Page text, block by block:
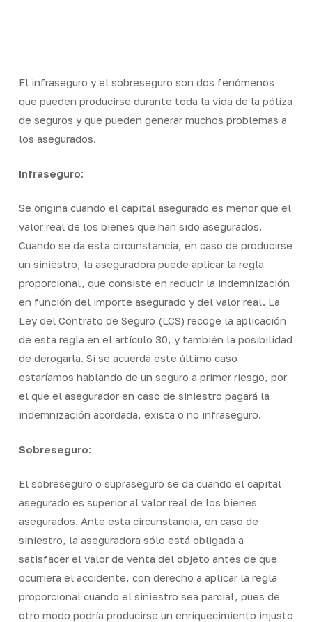
Estonia requiere un enfoque reflexivo, ya que dichas
restricciones están diseñadas para proteger a las
personas de los daños potenciales del juego excesivo.
Por lo tanto,как снять ограничение на азартные игры
pertinente donde se inició el autoaislamiento. Por
solicitud formal una vez transcurrido el periodo mínimo
de exclusión, lo que garantiza que la persona toma
esta decisión con intenciones claras. Sin embargo, es
muy importante evaluar su preparación financiera y
emocional para reanudar el juego, ya que las
decisiones impulsivas pueden acarrear dificultades
financieras y estrés emocional. Para quienes estén
preocupados por la gestión del riesgo mientras
exploran actividades como el juego, asociarse con un
corredor de seguros de confianza como Quality Brokers
puede proporcionar tranquilidad. Como proveedor
independiente de seguros, Quality Brokers ofrece
empresas, proporcionando una protección completa
contra posibles pérdidas.
El infraseguro y el sobreseguro son dos fenómenos
que pueden producirse durante toda la vida de la póliza
de seguros y que pueden generar muchos problemas a
los asegurados.
Infraseguro:
Se origina cuando el capital asegurado es menor que el
valor real de los bienes que han sido asegurados.
Cuando se da esta circunstancia, en caso de producirse
un siniestro, la aseguradora puede aplicar la regla
proporcional, que consiste en reducir la indemnización
en función del importe asegurado y del valor real. La
Ley del Contrato de Seguro (LCS) recoge la aplicación
de esta regla en el artículo 30, y también la posibilidad
de derogarla. Si se acuerda este último caso
estaríamos hablando de un seguro a primer riesgo, por
el que el asegurador en caso de siniestro pagará la
indemnización acordada, exista o no infraseguro.
Sobreseguro:
El sobreseguro o supraseguro se da cuando el capital
asegurado es superior al valor real de los bienes
asegurados. Ante esta circunstancia, en caso de
siniestro, la aseguradora sólo está obligada a
satisfacer el valor de venta del objeto antes de que
ocurriera el accidente, con derecho a aplicar la regla
proporcional cuando el siniestro sea parcial, pues de
otro modo podría producirse un enriquecimiento injusto